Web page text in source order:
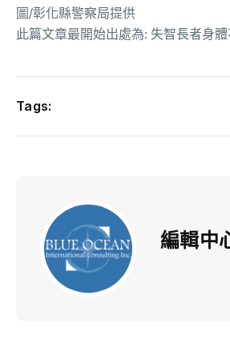
圖/彰化縣警察局提供
此篇文章最開始出處為: 失智長者身
Tags:
編輯中